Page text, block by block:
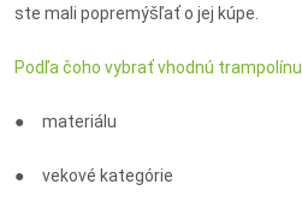
ste mali popremýšľať o jej kúpe.
Podľa čoho vybrať vhodnú
● materiálu
● vekové kategórie